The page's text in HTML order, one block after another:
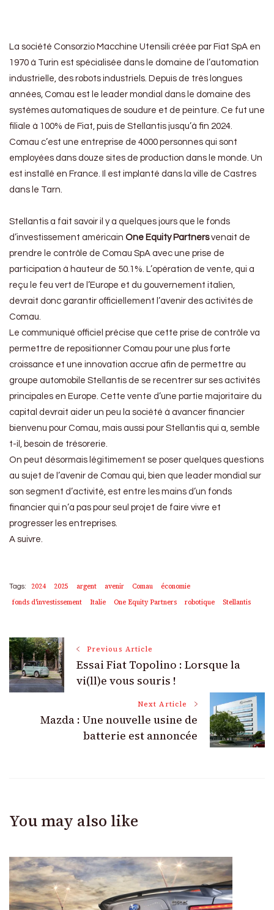
La société Consorzio Macchine Utensili créée par Fiat SpA en
1970 à Turin est spécialisée dans le domaine de l’automation
industrielle, des robots industriels. Depuis de très longues
années, Comau est le leader mondial dans le domaine des
systèmes automatiques de soudure et de peinture. Ce fut une
filiale à 100% de Fiat, puis de Stellantis jusqu’à fin 2024.
Comau c’est une entreprise de 4000 personnes qui sont
employées dans douze sites de production dans le monde. Un
est installé en France. Il est implanté dans la ville de Castres
dans le Tarn.
Stellantis a fait savoir il y a quelques jours que le fonds
d’investissement américain One Equity Partnersvenait de
prendre le contrôle de Comau SpA avec une prise de
participation à hauteur de 50.1%. L’opération de vente, qui a
reçu le feu vert de l’Europe et du gouvernement italien,
devrait donc garantir officiellement l’avenir des activités de
Comau.
Le communiqué officiel précise que cette prise de contrôle va
permettre de repositionner Comau pour une plus forte
croissance et une innovation accrue afin de permettre au
groupe automobile Stellantis de se recentrer sur ses activités
principales en Europe. Cette vente d’une partie majoritaire du
capital devrait aider un peu la société à avancer financier
bienvenu pour Comau, mais aussi pour Stellantis qui a, semble
t-il, besoin de trésorerie.
On peut désormais légitimement se poser quelques questions
au sujet de l’avenir de Comau qui, bien que leader mondial sur
son segment d’activité, est entre les mains d’un fonds
financier qui n’a pas pour seul projet de faire vivre et
progresser les entreprises.
A suivre.
Tags: 2024 2025 argent avenir Comau
économie
fonds d'investissement
Italie One Equity Partners robotique Stellantis
Post
Navigation
Previous Article
Essai Fiat Topolino : Lorsque la
vi(ll)e vous souris !
Next Article
Mazda : Une nouvelle usine de
batterie est annoncée
You may also like